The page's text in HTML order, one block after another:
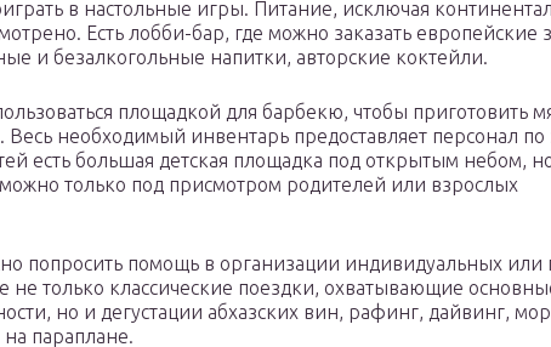
в настольные игры. Питание, исключая
Есть лобби-бар, где можно заказать европейские
и безалкогольные напитки, авторские коктейли.
площадкой для барбекю, чтобы приготовить
необходимый инвентарь предоставляет персонал по
есть большая детская площадка под открытым небом,
только под присмотром родителей или взрослых
попросить помощь в организации индивидуальных или
не только классические поездки, охватывающие
но и дегустации абхазских вин, рафинг, дайвинг,
параплане.